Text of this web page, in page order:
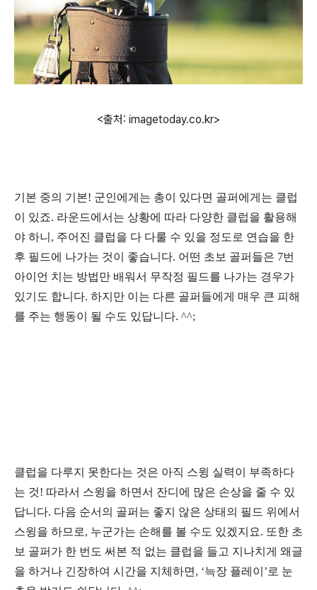
<출처: imagetoday.co.kr>
기본 중의 기본! 군인에게는 총이 있다면 골퍼에게는 클럽
이 있죠. 라운드에서는 상황에 따라 다양한 클럽을 활용해
야 하니 , 주어진 클럽을 다 다룰 수 있을 정도로 연습을 한
후 필드에 나가는 것이 좋습니다. 어떤 초보 골퍼들은 7번
아이언 치는 방법만 배워서 무작정 필드를 나가는 경우가
있기도 합니다. 하지만 이는 다른 골퍼들에게 매우 큰 피해
를 주는 행동이 될 수도 있답니다. ^^;
클럽을 다루지 못한다는 것은 아직 스윙 실력이 부족하다
는 것! 따라서 스윙을 하면서 잔디에 많은 손상을 줄 수 있
답니다. 다음 순서의 골퍼는 좋지 않은 상태의 필드 위에서
스윙을 하므로, 누군가는 손해를 볼 수도 있겠지요. 또한 초
보 골퍼가 한 번도 써본 적 없는 클럽을 들고 지나치게 왜글
을 하거나 긴장하여 시간을 지체하면 , ‘늑장 플레이 ’ 로 눈